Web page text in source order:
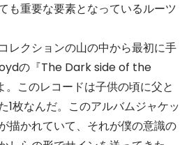
も重要な要素となっているルーツ
レクションの山の中から最初に手
の『The Dark side of the
このレコードは子供の頃に父と
1枚なんだ。このアルバムジャケッ
描かれていて、それが僕の意識の